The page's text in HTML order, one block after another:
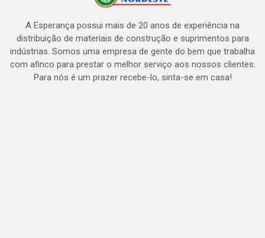
A Esperança possui mais de 20 anos de experiência na
distribuição de materiais de construção e suprimentos para
indústrias. Somos uma empresa de gente do bem que trabalha
com afinco para prestar o melhor serviço aos nossos clientes.
Para nós é um prazer recebe-lo, sinta-se em casa!